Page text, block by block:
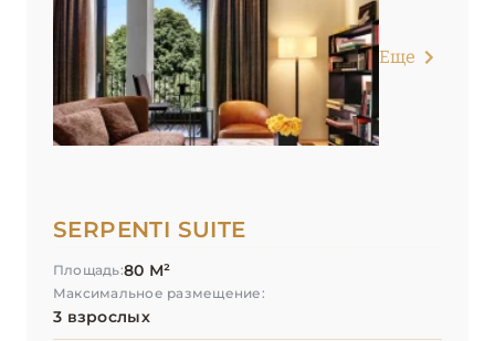
Еще
SERPENTI SUITE
Площадь:80 М²
Максимальное размещение:
3 взрослых